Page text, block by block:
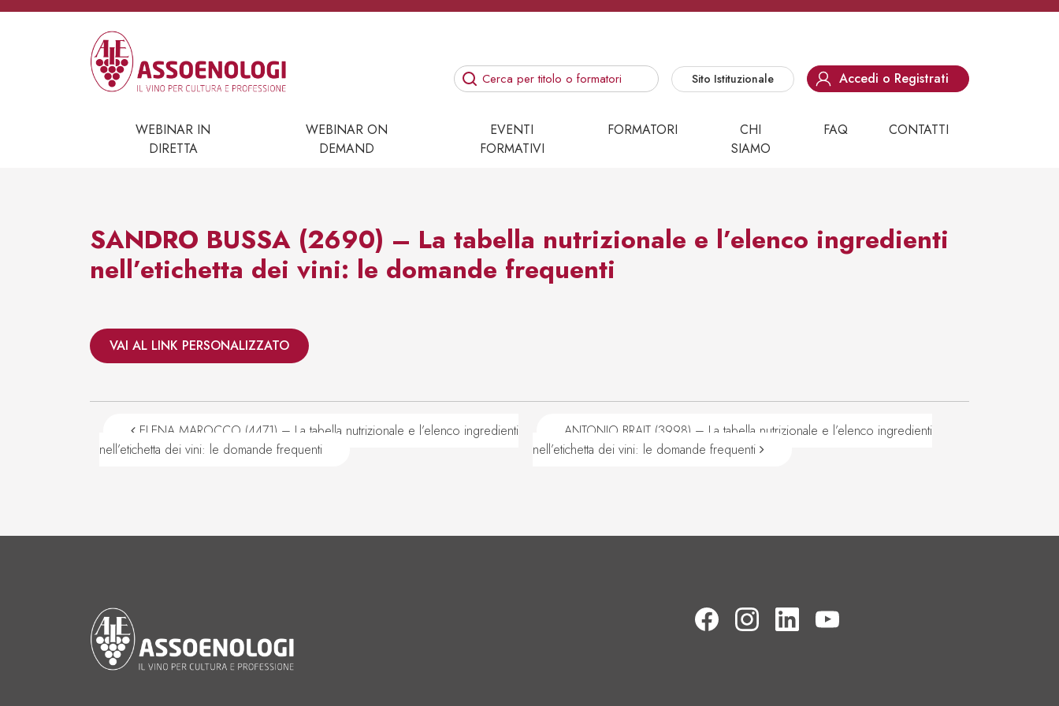
Vai al contenuto
Navigazione principale
Sito Istituzionale Accedi o Registrati
WEBINAR IN
DIRETTA
WEBINAR ON
DEMAND
EVENTI
FORMATIVI
FORMATORI
CHI
SIAMO
FAQ CONTATTI
SANDRO BUSSA (2690) – La tabella nutrizionale e l’elenco ingredienti
nell’etichetta dei vini: le domande frequenti
VAI AL LINK PERSONALIZZATO
Navigazione articoli
ELENA MAROCCO (4471) – La tabella nutrizionale e l’elenco ingredienti
nell’etichetta dei vini: le domande frequenti
ANTONIO BRAIT (3998) – La tabella nutrizionale e l’elenco ingredienti
nell’etichetta dei vini: le domande frequenti